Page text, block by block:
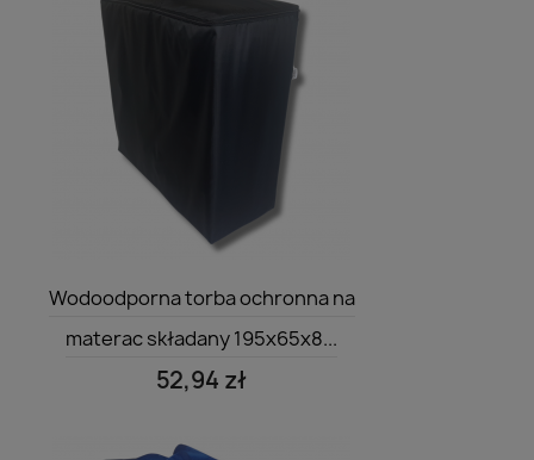

Wodoodporna torba ochronna na
materac składany 195x65x8...
52,94 zł